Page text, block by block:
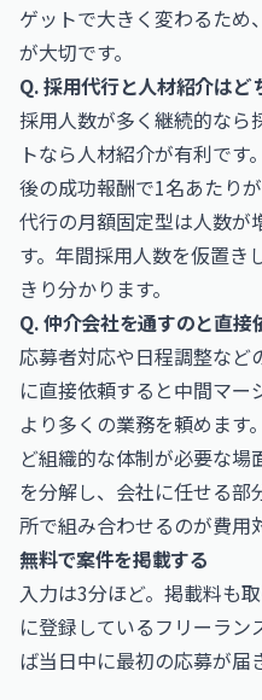
ゲットで大きく変わるた
が大切です。
Q. 採用代行と人材紹介はど
採用人数が多く継続的なら
トなら人材紹介が有利で
後の成功報酬で1名あたり
代行の月額固定型は人数が
す。年間採用人数を仮置き
きり分かります。
Q. 仲介会社を通すのと直接
応募者対応や日程調整など
に直接依頼すると中間マ
より多くの業務を頼めます
ど組織的な体制が必要な
を分解し、会社に任せる
所で組み合わせるのが費用
無料で案件を掲載する
入力は3分ほど。掲載料も
に登録しているフリーラ
ば当日中に最初の応募が届